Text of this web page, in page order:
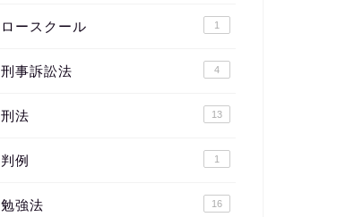
ロースクール 1
刑事訴訟法 4
刑法 13
判例 1
勉強法 16